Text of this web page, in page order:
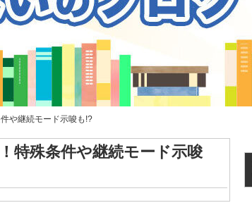
や継続モード示唆も!?
特殊条件や継続モード示唆